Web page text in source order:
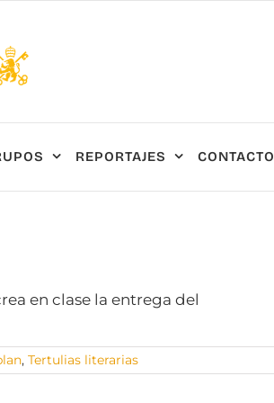
REPORTAJES CONTACTO
en clase la entrega del
, Tertulias literarias